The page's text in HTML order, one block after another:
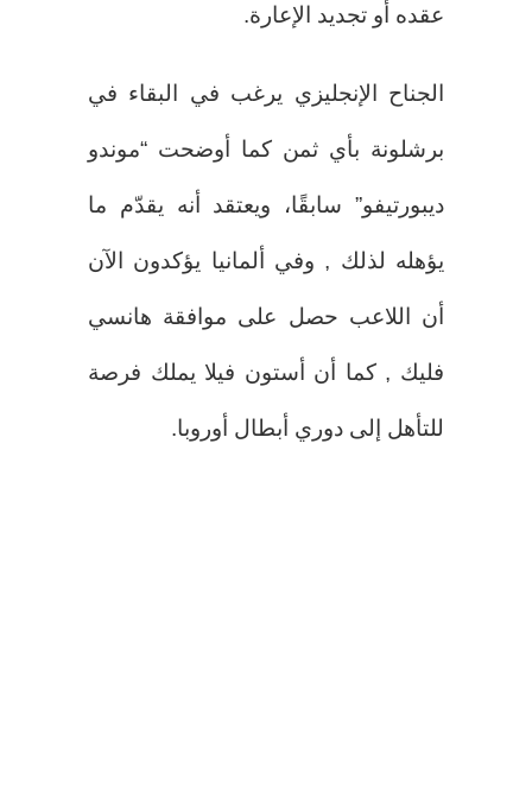
عقده أو تجديد الإعارة.
الجناح الإنجليزي يرغب في البقاء في
برشلونة بأي ثمن كما أوضحت “موندو
ديبورتيفو” سابقًا، ويعتقد أنه يقدّم ما
يؤهله لذلك , وفي ألمانيا يؤكدون الآن
أن اللاعب حصل على موافقة هانسي
فليك , كما أن أستون فيلا يملك فرصة
للتأهل إلى دوري أبطال أوروبا.